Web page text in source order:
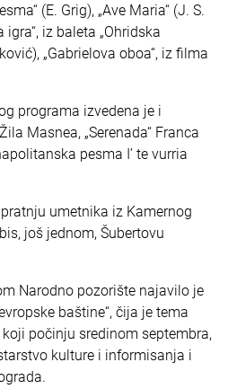
(E. Grig), „Ave Maria“ (J. S.
igra“, iz baleta „Ohridska
„Gabrielova oboa“, iz filma
programa izvedena je i
Masnea, „Serenada“ Franca
pesma I’ te vurria
umetnika iz Kamernog
još jednom, Šubertovu
Narodno pozorište najavilo je
baštine“, čija je tema
koji počinju sredinom septembra,
kulture i informisanja i